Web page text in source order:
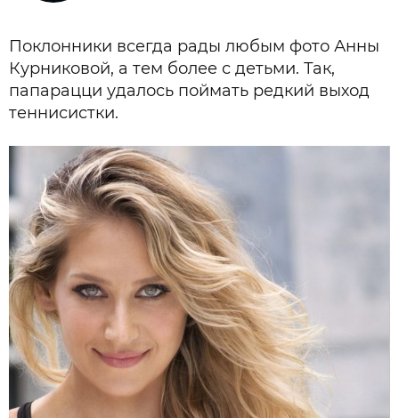
Поклонники всегда рады любым фото Анны
Курниковой, а тем более с детьми. Так,
папарацци удалось поймать редкий выход
теннисистки.